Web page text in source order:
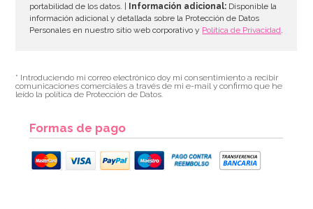
portabilidad de los datos. |
Información adicional: Disponible la
información adicional y detallada sobre la Protección de Datos
Personales en nuestro sitio web corporativo y Política de Privacidad.
* Introduciendo mi correo electrónico doy mi consentimiento a recibir
comunicaciones comerciales a través de mi e-mail y confirmo que he
leído la política de Protección de Datos.
Formas de pago